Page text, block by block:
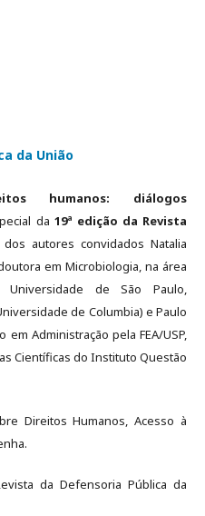
da União
humanos: diálogos
da 19ª edição da Revista
autores convidados Natalia
em Microbiologia, na área
Universidade de São Paulo,
de Columbia) e Paulo
Administração pela FEA/USP,
Científicas do Instituto Questão
Direitos Humanos, Acesso à
da Defensoria Pública da